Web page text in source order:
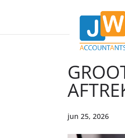
jun 25, 2026